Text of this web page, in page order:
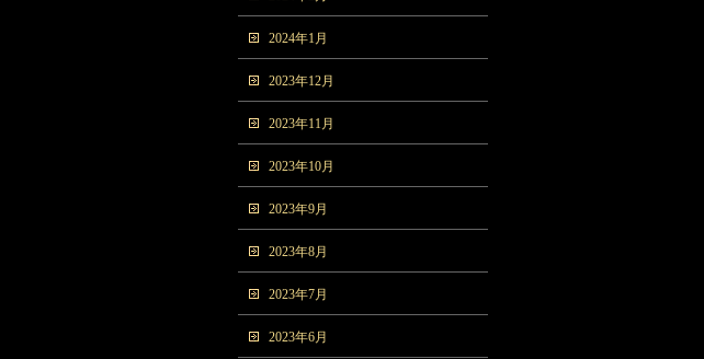
2024年1月
2023年12月
2023年11月
2023年10月
2023年9月
2023年8月
2023年7月
2023年6月